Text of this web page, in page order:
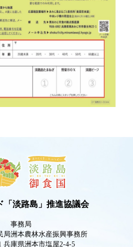
「淡路島」推進協議会
事務局
局洲本農林水産振興事務所
兵庫県洲本市塩屋2-4-5